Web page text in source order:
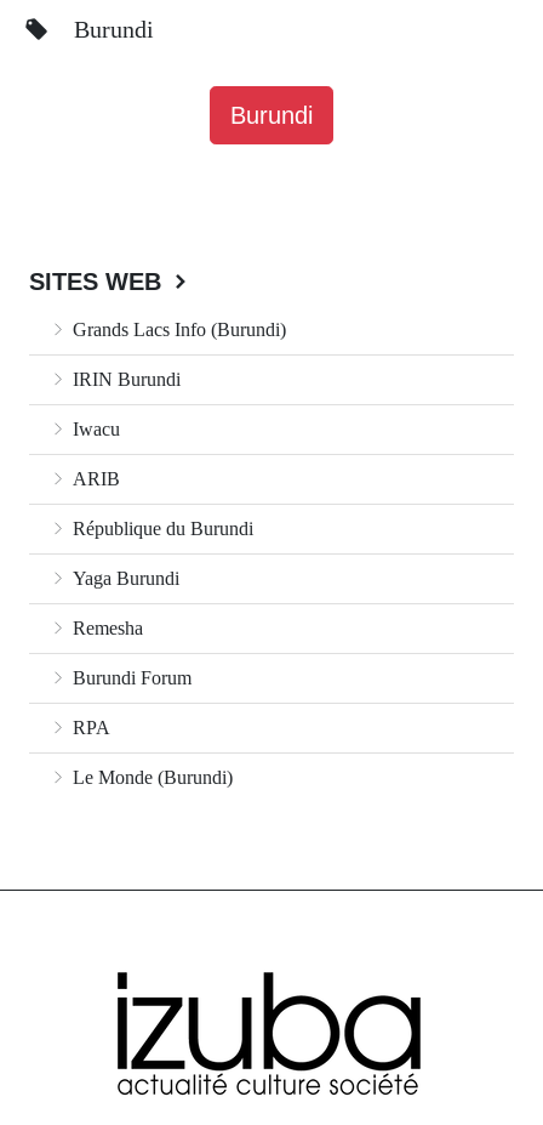
Burundi
Burundi
SITES WEB
Grands Lacs Info (Burundi)
IRIN Burundi
Iwacu
ARIB
République du Burundi
Yaga Burundi
Remesha
Burundi Forum
RPA
Le Monde (Burundi)